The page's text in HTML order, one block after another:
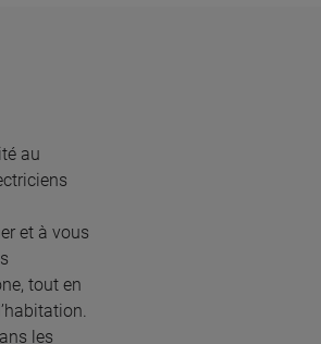
au
et à vous
tout en
les